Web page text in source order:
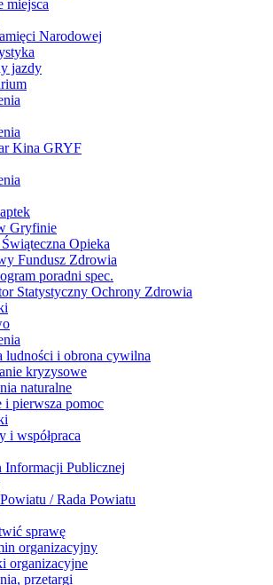
miejsca
Narodowej
jazdy
Kina GRYF
Gryfinie
Opieka
Fundusz Zdrowia
poradni spec.
Statystyczny Ochrony Zdrowia
ludności i obrona cywilna
kryzysowe
naturalne
i pierwsza pomoc
i współpraca
Informacji Publicznej
/ Rada Powiatu
sprawę
organizacyjny
organizacyjne
przetargi